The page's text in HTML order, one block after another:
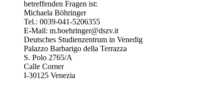
betreffenden Fragen ist:
Michaela Böhringer
Tel.: 0039-041-5206355
E-Mail: m.boehringer@dszv.it
Deutsches Studienzentrum in Venedig
Palazzo Barbarigo della Terrazza
S. Polo 2765/A
Calle Corner
I-30125 Venezia